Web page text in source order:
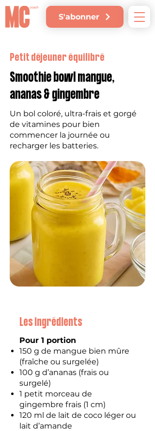
S'abonner
Petit déjeuner équilibré
Smoothie bowl mangue,
ananas & gingembre
Un bol coloré, ultra-frais et gorgé
de vitamines pour bien
commencer la journée ou
recharger les batteries.
Les ingrédients
Pour 1 portion
150 g de mangue bien mûre
(fraîche ou surgelée)
100 g d’ananas (frais ou
surgelé)
1 petit morceau de
gingembre frais (1 cm)
120 ml de lait de coco léger ou
lait d’amande